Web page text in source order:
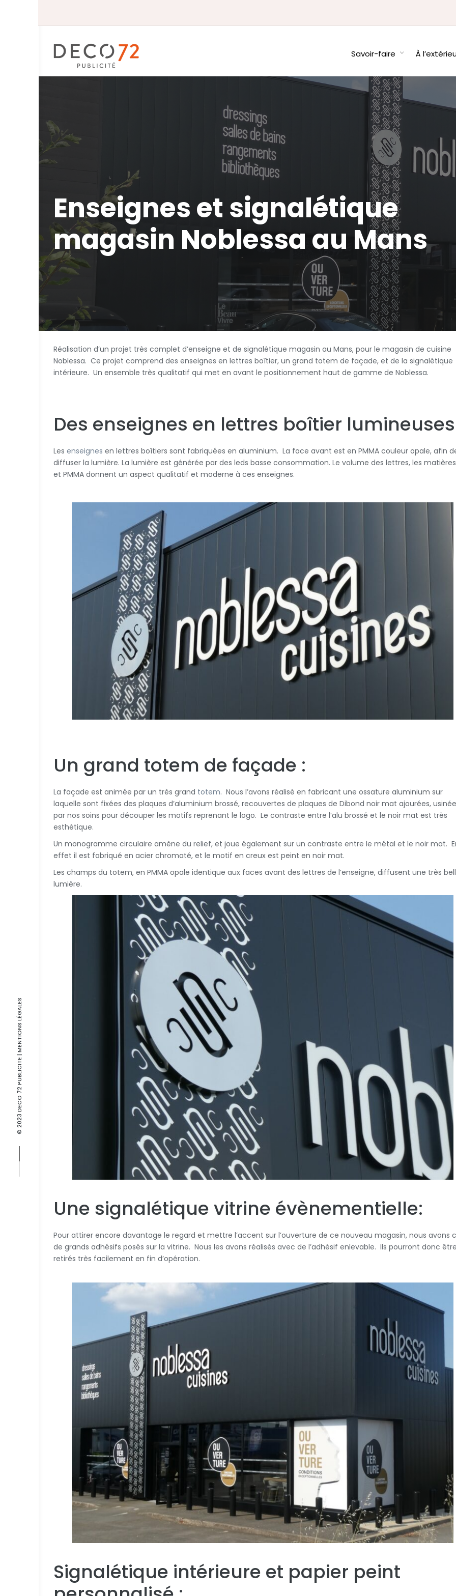
© 2023 DECO 72 PUBLICITE
| MENTIONS LÉGALES
content
Savoir-faire À
Enseignes et signalétique
magasin Noblessa au Mans
Réalisation d’un projet très complet d’enseigne et de signalétique magasin au Mans, pour le magasin de cuisine
Noblessa. Ce projet comprend des enseignes en lettres boîtier, un grand totem de façade, et de la signalétique
intérieure. Un ensemble très qualitatif qui met en avant le positionnement haut de gamme de Noblessa.
Des enseignes en lettres boîtier lumineuses
Les enseignes en lettres boîtiers sont fabriquées en aluminium. La face avant est en PMMA couleur opale, afin
diffuser la lumière. La lumière est générée par des leds basse consommation. Le volume des lettres, les
et PMMA donnent un aspect qualitatif et moderne à ces enseignes.
Un grand totem de façade :
La façade est animée par un très grand totem. Nous l’avons réalisé en fabricant une ossature aluminium sur
laquelle sont fixées des plaques d’aluminium brossé, recouvertes de plaques de Dibond noir mat ajourées,
par nos soins pour découper les motifs reprenant le logo. Le contraste entre l’alu brossé et le noir mat est très
esthétique.
Un monogramme circulaire amène du relief, et joue également sur un contraste entre le métal et le noir mat.
effet il est fabriqué en acier chromaté, et le motif en creux est peint en noir mat.
Les champs du totem, en PMMA opale identique aux faces avant des lettres de l’enseigne, diffusent une très
lumière.
Une signalétique vitrine évènementielle:
Pour attirer encore davantage le regard et mettre l’accent sur l’ouverture de ce nouveau magasin, nous avons
de grands adhésifs posés sur la vitrine. Nous les avons réalisés avec de l’adhésif enlevable. Ils pourront donc être
retirés très facilement en fin d’opération.
Signalétique intérieure et papier peint